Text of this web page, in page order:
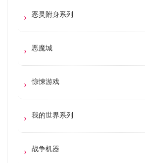
恶灵附身系列
恶魔城
惊悚游戏
我的世界系列
战争机器